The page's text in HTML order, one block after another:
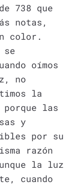
738 que
notas,
color.
oímos
no
la
las
y
por su
razón
la luz
cuando